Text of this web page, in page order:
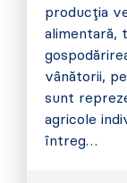
producția
alimentară,
vânătorii,
sunt
agricole
întreg…